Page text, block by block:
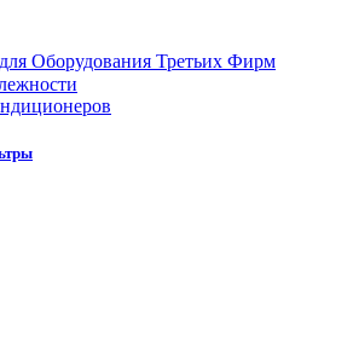
Оборудования Третьих Фирм